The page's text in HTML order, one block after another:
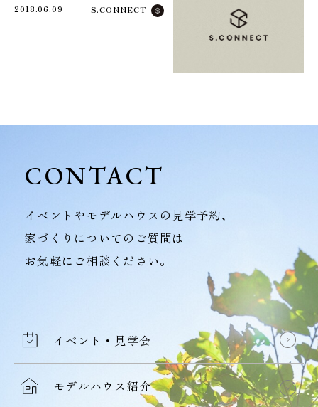
2018.06.09 S.CONNECT
CONTACT
イベントやモデルハウスの見学予約、
家づくりについてのご質問は
お気軽にご相談ください。
イベント・見学会
モデルハウス紹介